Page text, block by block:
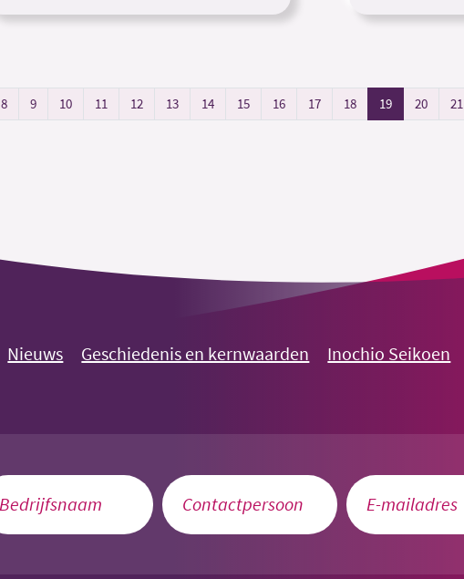
8 9 10 11 12 13 14 15 16 17 18 19 20 21
Nieuws Geschiedenis en kernwaarden Inochio Seikoen